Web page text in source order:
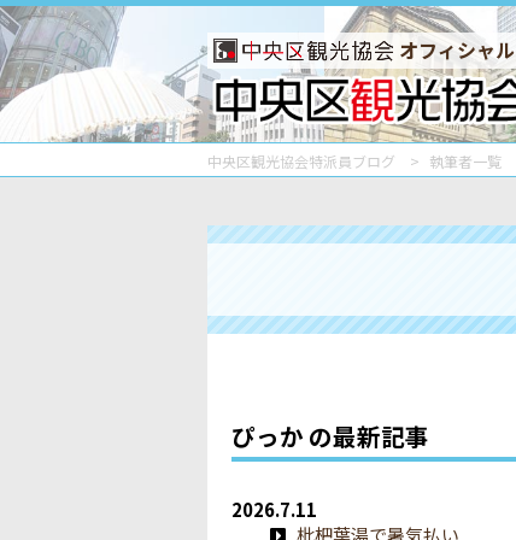
オフィシャル
中央区観光協会特派員ブログ 執筆者一覧
ぴっか の最新記事
2026.7.11